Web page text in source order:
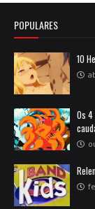
POPULARES
10
Os